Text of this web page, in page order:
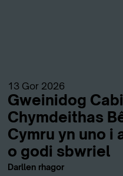
13 Gor 2026
Gweinidog
Chymdeithas
Cymru yn uno i
o godi sbwriel
Darllen rhagor